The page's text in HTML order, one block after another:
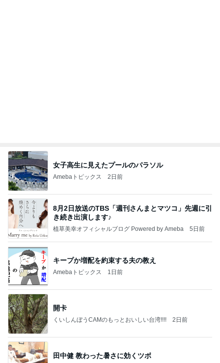
女子高生に見えたプールのパラソル
Amebaトピックス 2日前
8月2日放送のTBS「週刊さんまとマツコ」先週に引
き続き出演します♪
植草美幸オフィシャルブログ Powered by Ameba 5日前
キープか増配を約束する夫の教え
Amebaトピックス 1日前
開卡
くいしんぼうCAMのもっとおいしい台湾!!!! 2日前
田中健 教わった暑さに効くツボ